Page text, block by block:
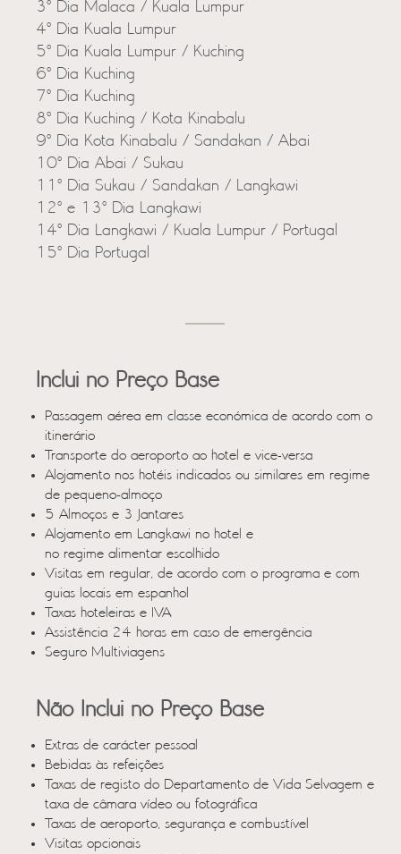
3º Dia Malaca / Kuala Lumpur
4º Dia Kuala Lumpur
5º Dia Kuala Lumpur / Kuching
6º Dia Kuching
7º Dia Kuching
8º Dia Kuching / Kota Kinabalu
9º Dia Kota Kinabalu / Sandakan / Abai
10º Dia Abai / Sukau
11º Dia Sukau / Sandakan / Langkawi
12º e 13º Dia Langkawi
14º Dia Langkawi / Kuala Lumpur / Portugal
15º Dia Portugal
Inclui no Preço Base
Passagem aérea em classe económica de acordo com o
itinerário
Transporte do aeroporto ao hotel e vice-versa
Alojamento nos hotéis indicados ou similares em regime
de pequeno-almoço
5 Almoços e 3 Jantares
Alojamento em Langkawi no hotel e
no regime alimentar escolhido
Visitas em regular, de acordo com o programa e com
guias locais em espanhol
Taxas hoteleiras e IVA
Assistência 24 horas em caso de emergência
Seguro Multiviagens
Não Inclui no Preço Base
Extras de carácter pessoal
Bebidas às refeições
Taxas de registo do Departamento de Vida Selvagem e
taxa de câmara vídeo ou fotográfica
Taxas de aeroporto, segurança e combustível
Visitas opcionais